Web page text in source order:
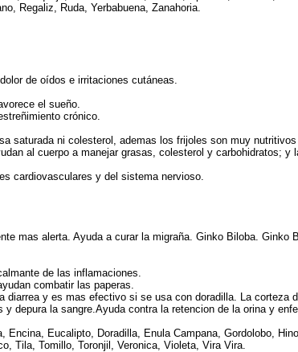
Regaliz, Ruda, Yerbabuena, Zanahoria.
de oídos e irritaciones cutáneas.
el sueño.
crónico.
saturada ni colesterol, ademas los frijoles son muy
al cuerpo a manejar grasas, colesterol y carbohidratos; y
cardiovasculares y del sistema nervioso.
mas alerta. Ayuda a curar la migraña. Ginko Biloba. Ginko
de las inflamaciones.
combatir las paperas.
y es mas efectivo si se usa con doradilla. La corteza
la sangre.Ayuda contra la retencion de la orina y
Eucalipto, Doradilla, Enula Campana, Gordolobo,
Tila, Tomillo, Toronjil, Veronica, Violeta, Vira Vira.